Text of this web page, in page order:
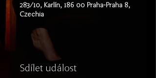
283/10, Karlín, 186 00 Praha-Praha 8,
Czechia
Sdílet událost